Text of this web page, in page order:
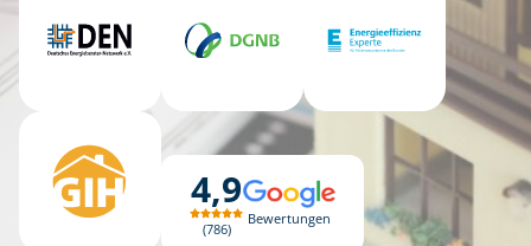
4,9
786
Bewertungen